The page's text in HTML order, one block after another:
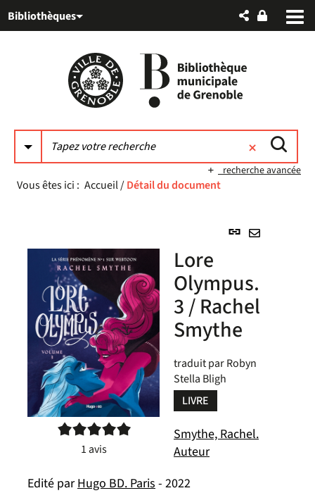
au
auBibliothèques
recherche avancée
Vous êtes ici : Accueil/Détail du document
Lien
5/5
1avis
Lore
Olympus.
3 / Rachel
Smythe
traduit par Robyn
Stella Bligh
LIVRE
Smythe, Rachel.
Auteur
Edité parHugo BD. Paris- 2022